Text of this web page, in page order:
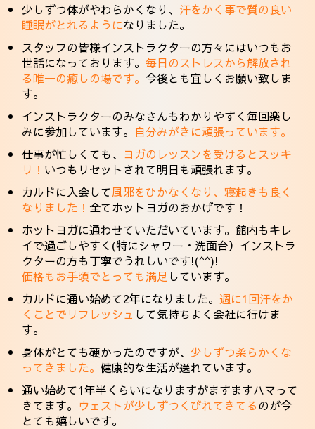
少しずつ体がやわらかくなり、汗をかく事で質の良い
睡眠がとれるようになりました。
スタッフの皆様インストラクターの方々にはいつもお
世話になっております。 毎日のストレスから解放され
る唯一の癒しの場です。 今後とも宜しくお願い致しま
す。
インストラクターのみなさんもわかりやすく毎回楽し
みに参加しています。 自分みがきに頑張っています。
仕事が忙しくても、 ヨガのレッスンを受けるとスッキ
リ！ いつもリセットされて明日も頑張れます。
カルドに入会して風邪をひかなくなり、寝起きも良く
なりました！ 全てホットヨガのおかげです！
ホットヨガに通わせていただいています。館内もキレ
イで過ごしやすく(特にシャワー・洗面台）インストラ
クターの方も丁寧でうれしいです!(^^)!
価格もお手頃でとっても満足 しています。
カルドに通い始めて2年になりました。週に1回汗をか
くことでリフレッシュ して気持ちよく会社に行けま
す。
身体がとても硬かったのですが、少しずつ柔らかくな
ってきました。健康的な生活が送れています。
通い始めて1年半くらいになりますがますますハマって
きてます。 ウェストが少しずつくびれてきてるのが今
とても嬉しいです。